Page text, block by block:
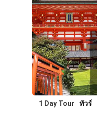
1 Day Tour ทัวร์